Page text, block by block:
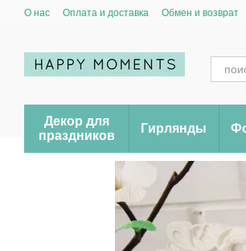
Перейти к основному контенту
О нас Оплата и доставка Обмен и возврат
Декор для
праздников
Гирлянды